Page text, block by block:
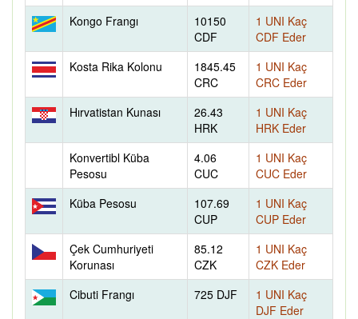
Kongo Frangı
10150
CDF
1 UNI Kaç
CDF Eder
Kosta Rika Kolonu
1845.45
CRC
1 UNI Kaç
CRC Eder
Hırvatistan Kunası
26.43
HRK
1 UNI Kaç
HRK Eder
Konvertibl Küba
Pesosu
4.06
CUC
1 UNI Kaç
CUC Eder
Küba Pesosu
107.69
CUP
1 UNI Kaç
CUP Eder
Çek Cumhuriyeti
Korunası
85.12
CZK
1 UNI Kaç
CZK Eder
Cibuti Frangı
725 DJF
1 UNI Kaç
DJF Eder